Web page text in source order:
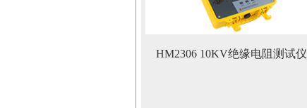
HM2306 10KV绝缘电阻测试仪